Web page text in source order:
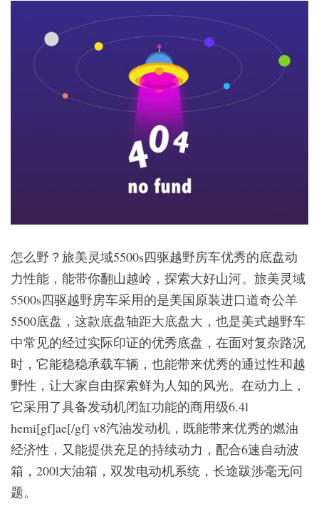
怎么野？旅美灵域5500s四驱越野房车优秀的底盘动
力性能，能带你翻山越岭，探索大好山河。旅美灵域
5500s四驱越野房车采用的是美国原装进口道奇公羊
5500底盘，这款底盘轴距大底盘大，也是美式越野车
中常见的经过实际印证的优秀底盘，在面对复杂路况
时，它能稳稳承载车辆，也能带来优秀的通过性和越
野性，让大家自由探索鲜为人知的风光。在动力上，
它采用了具备发动机闭缸功能的商用级6.4l
hemi[gf]ae[/gf] v8汽油发动机，既能带来优秀的燃油
经济性，又能提供充足的持续动力，配合6速自动波
箱，200l大油箱，双发电动机系统，长途跋涉毫无问
题。